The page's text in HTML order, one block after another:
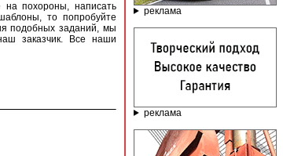
на похороны, написать
то попробуйте
подобных заданий, мы
заказчик. Все наши
реклама
реклама